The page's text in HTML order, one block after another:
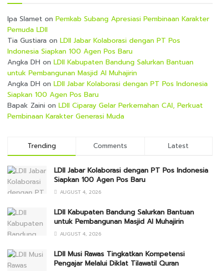
Ipa Slamet on Pemkab Subang Apresiasi Pembinaan Karakter
Pemuda LDII
Tia Gustiara on LDII Jabar Kolaborasi dengan PT Pos
Indonesia Siapkan 100 Agen Pos Baru
Angka DH on LDII Kabupaten Bandung Salurkan Bantuan
untuk Pembangunan Masjid Al Muhajirin
Angka DH on LDII Jabar Kolaborasi dengan PT Pos Indonesia
Siapkan 100 Agen Pos Baru
Bapak Zaini on LDII Ciparay Gelar Perkemahan CAI, Perkuat
Pembinaan Karakter Generasi Muda
Trending Comments Latest
LDII Jabar Kolaborasi dengan PT Pos Indonesia
Siapkan 100 Agen Pos Baru
AUGUST 4, 2026
LDII Kabupaten Bandung Salurkan Bantuan
untuk Pembangunan Masjid Al Muhajirin
AUGUST 4, 2026
LDII Musi Rawas Tingkatkan Kompetensi
Pengajar Melalui Diklat Tilawatil Quran